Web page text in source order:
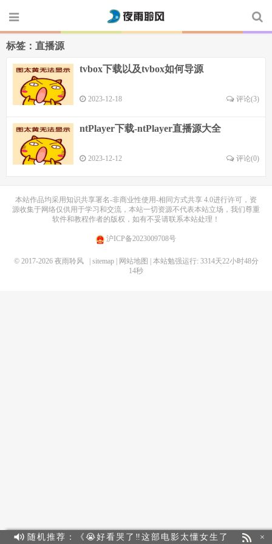
标签：直播源
tvbox下载以及tvbox如何导源
2023-12-18 评论(3)
ntPlayer下载-ntPlayer直播源大全
2023-12-12 评论(0)
本站作品均采用知识共享署名-非商业性使用-相同方式共享 4.0进行许可，资
源收集于网络仅供用于学习和交流，本站一切资源不代表本站立场，我们尊重
软件和教程作者的版权，如有不妥请联系本站处理！
沪ICP备2023009708号
© 2017-2026 夜雨聆风 | sitemap | 网站地图 | 本站勉强运行: 3314天22小时48分
14秒
×
随机推荐：《😭好看哭了‼️这部电影太懂女生了